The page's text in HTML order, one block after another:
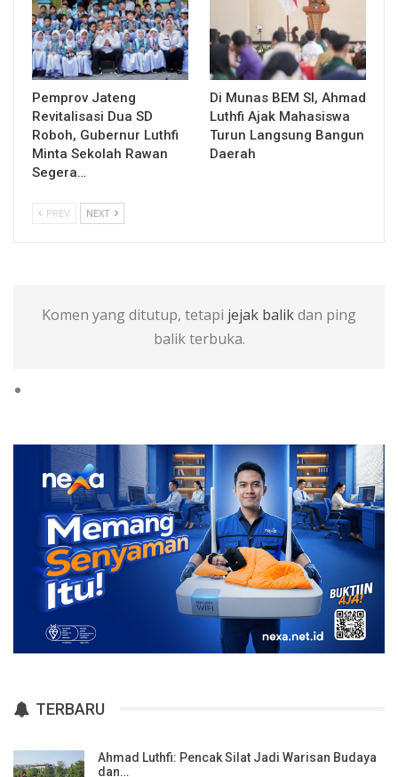
Pemprov Jateng
Revitalisasi Dua SD
Roboh, Gubernur Luthfi
Minta Sekolah Rawan
Segera…
Di Munas BEM SI, Ahmad
Luthfi Ajak Mahasiswa
Turun Langsung Bangun
Daerah
PREV NEXT
Komen yang ditutup, tetapi jejak balikdan ping
balik terbuka.
TERBARU
Ahmad Luthfi: Pencak Silat Jadi Warisan Budaya
dan…